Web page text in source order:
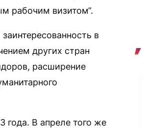
рабочим визитом“.
в
других стран
расширение
года. В апреле того же